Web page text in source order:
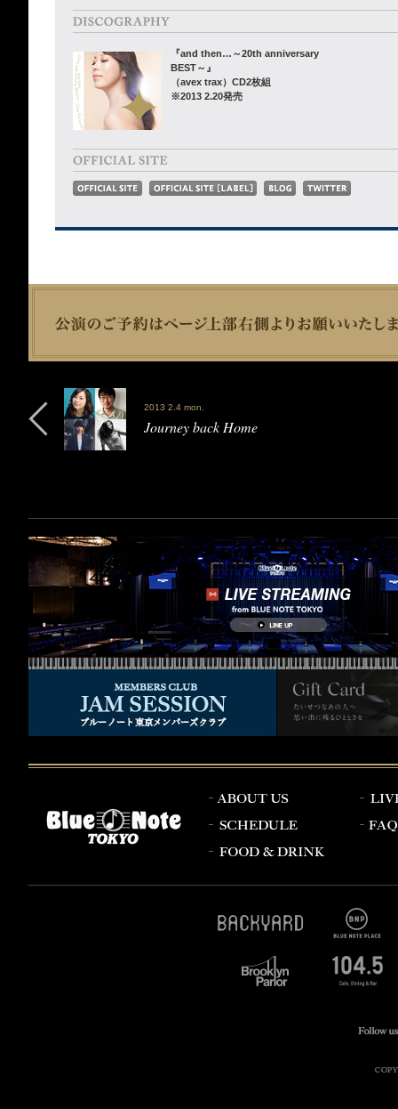
『and then…～20th anniversary
BEST～』
（avex trax）CD2枚組
※2013 2.20発売
2013 2.4 mon.
Journey back Home